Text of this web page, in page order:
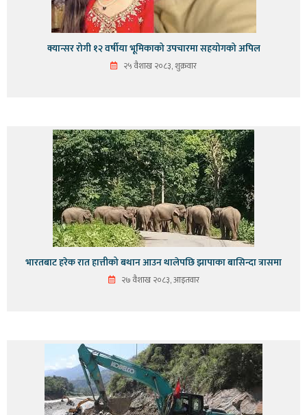
क्यान्सर रोगी १२ वर्षीया भूमिकाको उपचारमा सहयोगको अपिल
२५ वैशाख २०८३, शुक्रवार
भारतबाट हरेक रात हात्तीको बथान आउन थालेपछि झापाका बासिन्दा त्रासमा
२७ वैशाख २०८३, आइतवार